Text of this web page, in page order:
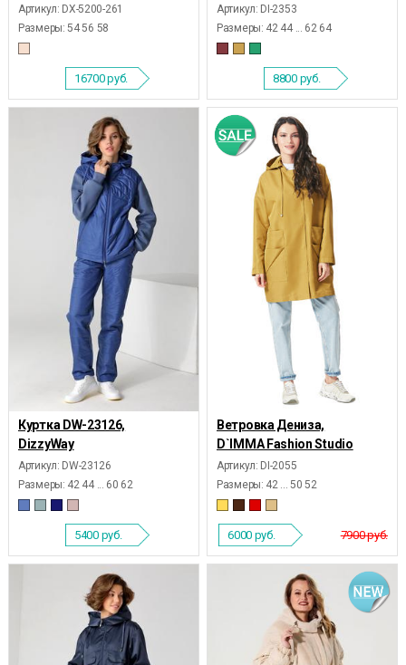
Артикул: DX-5200-261
Размеры: 54 56 58
16700руб.
Артикул: DI-2353
Размеры: 42 44 ... 62 64
8800 руб.
Куртка DW-23126,
DizzyWay
Артикул: DW-23126
Размеры: 42 44 ... 60 62
5400 руб.
Ветровка Дениза,
D`IMMA Fashion Studio
Артикул: DI-2055
Размеры: 42 ... 50 52
7900 руб.
6000 руб.